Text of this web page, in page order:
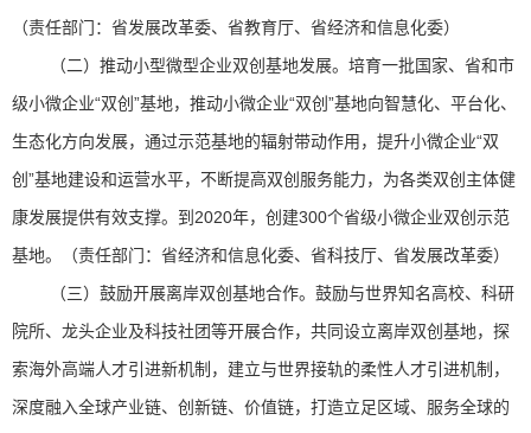
（责任部门：省发展改革委、省教育厅、省经济和信息化委）
（二）推动小型微型企业双创基地发展。培育一批国家、省和市
级小微企业“双创”基地，推动小微企业“双创”基地向智慧化、平台化、
生态化方向发展，通过示范基地的辐射带动作用，提升小微企业“双
创”基地建设和运营水平，不断提高双创服务能力，为各类双创主体健
康发展提供有效支撑。到2020年，创建300个省级小微企业双创示范
基地。（责任部门：省经济和信息化委、省科技厅、省发展改革委）
（三）鼓励开展离岸双创基地合作。鼓励与世界知名高校、科研
院所、龙头企业及科技社团等开展合作，共同设立离岸双创基地，探
索海外高端人才引进新机制，建立与世界接轨的柔性人才引进机制，
深度融入全球产业链、创新链、价值链，打造立足区域、服务全球的